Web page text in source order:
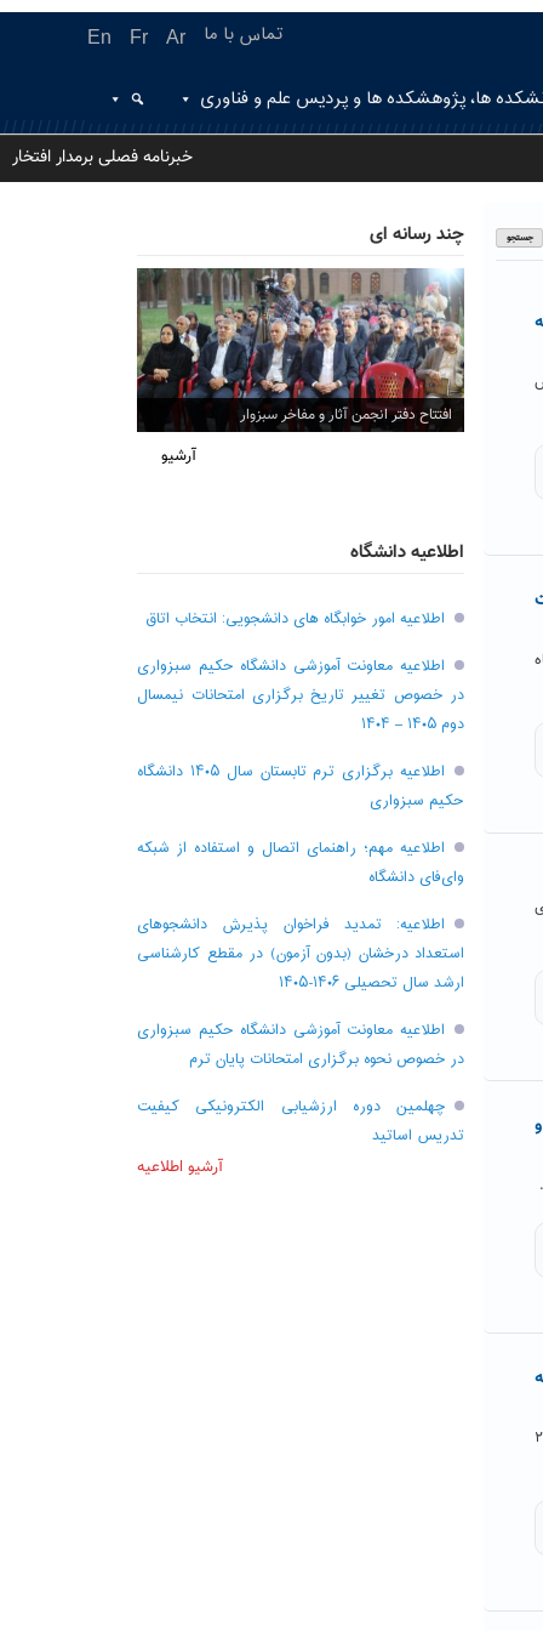
En Fr Ar تماس با ما
ها، پژوهشکده ها و پردیس علم و فناوری
خبرنامه فصلی برمدار افتخار
کسب ۳ مقام برتر کشور، ۲
چند رسانه ای
افتتاح دفتر انجمن آثار و مفاخر سبزوار
آرشیو
اطلاعیه دانشگاه
اطلاعیه امور خوابگاه های دانشجویی: انتخاب اتاق
اطلاعیه معاونت آموزشی دانشگاه حکیم سبزواری
در خصوص تغییر تاریخ برگزاری امتحانات نیمسال
دوم ۱۴۰۵ – ۱۴۰۴
اطلاعیه برگزاری ترم تابستان سال ۱۴۰۵ دانشگاه
حکیم سبزواری
اطلاعیه مهم؛ راهنمای اتصال و استفاده از شبکه
وای‌فای دانشگاه
اطلاعیه: تمدید فراخوان پذیرش دانشجو‌های
استعداد درخشان (بدون آزمون) در مقطع کارشناسی
ارشد سال تحصیلی ۱۴۰۶-۱۴۰۵
اطلاعیه معاونت آموزشی دانشگاه حکیم سبزواری
در خصوص نحوه برگزاری امتحانات پایان ترم
چهلمین دوره ارزشیابی الکترونیکی کیفیت
تدریس اساتید
آرشیو اطلاعیه